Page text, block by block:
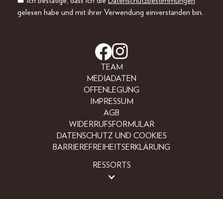
gelesen habe und mit ihrer Verwendung einverstanden bin.
TEAM
MEDIADATEN
OFFENLEGUNG
IMPRESSUM
AGB
WIDERRUFSFORMULAR
DATENSCHUTZ UND COOKIES
BARRIEREFREIHEITSERKLÄRUNG
RESSORTS